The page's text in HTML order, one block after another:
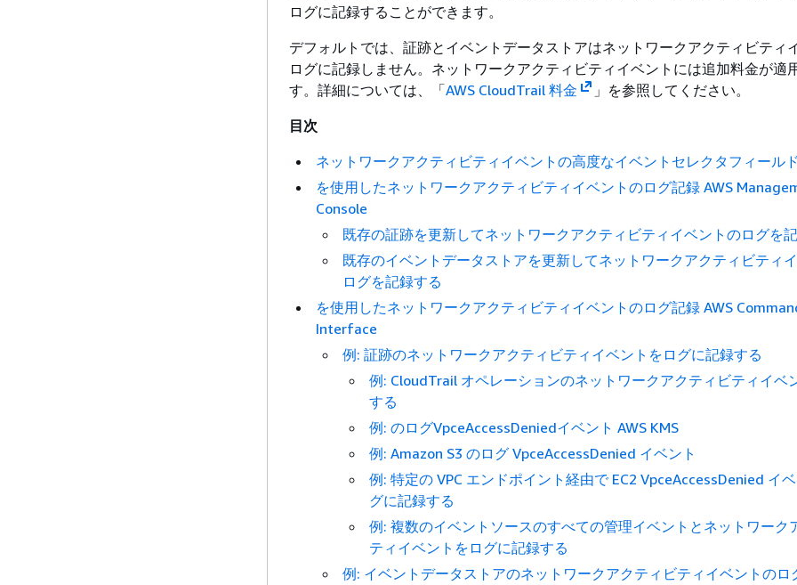
ログに記録することができます。
デフォルトでは、証跡とイベントデータストアはネットワークアクティビティ
ログに記録しません。ネットワークアクティビティイベントには追加料金が適
す。詳細については、「AWS CloudTrail 料金
」を参照してください。
目次
ネットワークアクティビティイベントの高度なイベントセレクタフィール
を使用したネットワークアクティビティイベントのログ記録 AWS
Console
既存の証跡を更新してネットワークアクティビティイベントのログを
既存のイベントデータストアを更新してネットワークアクティビティ
ログを記録する
を使用したネットワークアクティビティイベントのログ記録 AWS
Interface
例: 証跡のネットワークアクティビティイベントをログに記録する
例: CloudTrail オペレーションのネットワークアクティビティイベ
する
例: のログVpceAccessDeniedイベント AWS KMS
例: Amazon S3 のログ VpceAccessDenied イベント
例: 特定の VPC エンドポイント経由で EC2 VpceAccessDenied イ
グに記録する
例: 複数のイベントソースのすべての管理イベントとネットワーク
ティイベントをログに記録する
例: イベントデータストアのネットワークアクティビティイベントのロ